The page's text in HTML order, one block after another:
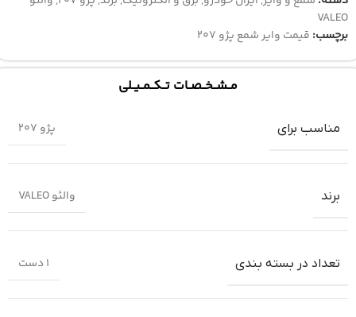
VALEO
برچسب: قیمت وایر شمع پژو 207
مــشــخــصــات تــکــمــیــلی
مناسب برای پژو 207
برند والئو VALEO
تعداد در بسته بندی 1 دست